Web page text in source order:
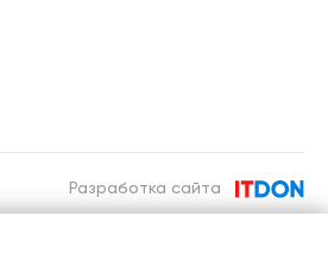
Разработка сайта